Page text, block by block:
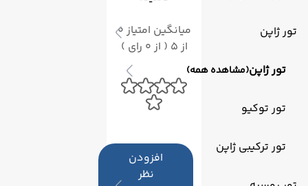
تور ژاپن
تور ژاپن(مشاهده همه)
تور توکیو
تور ترکیبی ژاپن
میانگین امتیاز 0
از 5 ( از 0 رای )
افزودن
نظر